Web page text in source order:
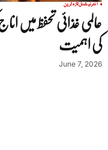
انٹرنیشنلتازہ ترین
عالمی غذائی تحفظ میں
کی اہمیت
June 7, 2026